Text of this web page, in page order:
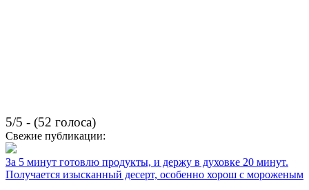
5/5 - (52 голоса)
Свежие публикации:
За 5 минут готовлю продукты, и держу в духовке 20 минут.
Получается изысканный десерт, особенно хорош с мороженым